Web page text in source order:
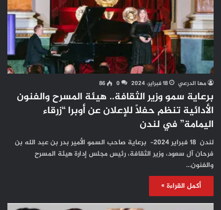
مها الدرعي 18 فبراير، 2024 0
86
برعاية سمو وزير الثقافة.. هيئة المسرح والفنون
الأدائية تنظم حفلاً للإعلان عن أوبرا “زرقاء
اليمامة” في لندن
لندن 18 فبراير 2024– برعاية صاحب السمو الأمير بدر بن عبد الله بن
فرحان آل سعود، وزير الثقافة، رئيس مجلس إدارة هيئة المسرح
والفنون…
أكمل القراءة »